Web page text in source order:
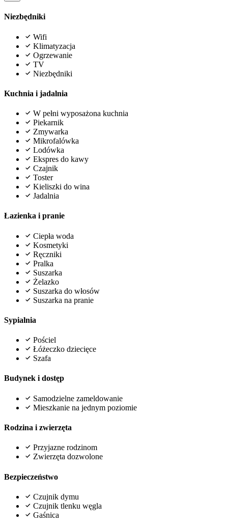
Niezbędniki
Wifi
Klimatyzacja
Ogrzewanie
TV
Niezbędniki
Kuchnia i jadalnia
W pełni wyposażona kuchnia
Piekarnik
Zmywarka
Mikrofalówka
Lodówka
Ekspres do kawy
Czajnik
Toster
Kieliszki do wina
Jadalnia
Łazienka i pranie
Ciepła woda
Kosmetyki
Ręczniki
Pralka
Suszarka
Żelazko
Suszarka do włosów
Suszarka na pranie
Sypialnia
Pościel
Łóżeczko dziecięce
Szafa
Budynek i dostęp
Samodzielne zameldowanie
Mieszkanie na jednym poziomie
Rodzina i zwierzęta
Przyjazne rodzinom
Zwierzęta dozwolone
Bezpieczeństwo
Czujnik dymu
Czujnik tlenku węgla
Gaśnica